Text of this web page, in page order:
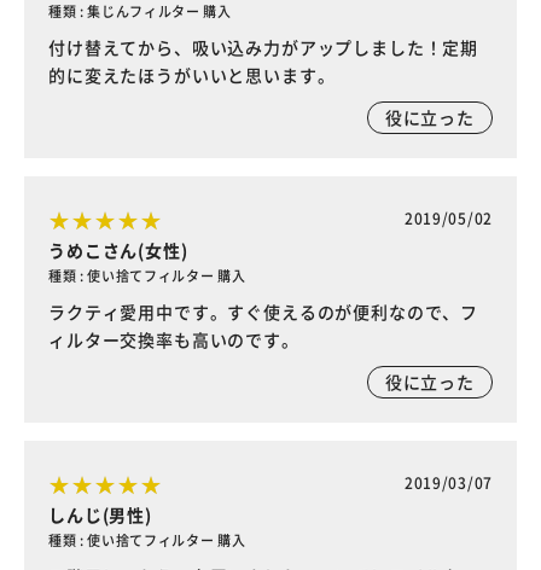
種類 : 集じんフィルター 購入
付け替えてから、吸い込み力がアップしました！定期
的に変えたほうがいいと思います。
役に立った
2019/05/02
うめこさん(女性)
種類 : 使い捨てフィルター 購入
ラクティ愛用中です。すぐ使えるのが便利なので、フ
ィルター交換率も高いのです。
役に立った
2019/03/07
しんじ(男性)
種類 : 使い捨てフィルター 購入